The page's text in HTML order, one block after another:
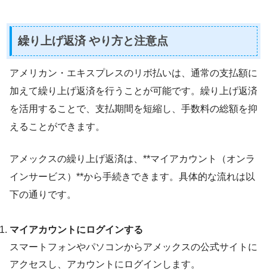
繰り上げ返済 やり方と注意点
アメリカン・エキスプレスのリボ払いは、通常の支払額に
加えて繰り上げ返済を行うことが可能です。繰り上げ返済
を活用することで、支払期間を短縮し、手数料の総額を抑
えることができます。
アメックスの繰り上げ返済は、**マイアカウント（オンラ
インサービス）**から手続きできます。具体的な流れは以
下の通りです。
マイアカウントにログインする
スマートフォンやパソコンからアメックスの公式サイトに
アクセスし、アカウントにログインします。